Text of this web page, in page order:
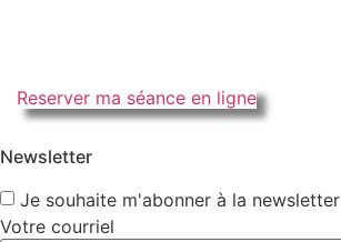
Reserver ma séance en ligne
Newsletter
Je souhaite m'abonner à la newsletter
Votre courriel